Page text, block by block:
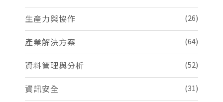
生產力與協作 (26)
產業解決方案 (64)
資料管理與分析 (52)
資訊安全 (31)